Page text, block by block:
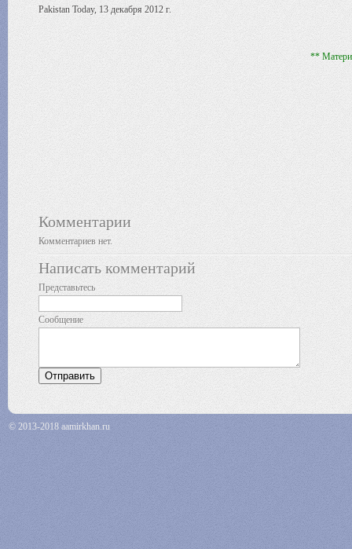
Pakistan Today, 13 декабря 2012 г.
**
Комментарии
Комментариев нет.
Написать комментарий
Представьтесь
Сообщение
© 2013-2018 aamirkhan.ru